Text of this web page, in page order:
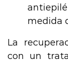
medida
La
con un